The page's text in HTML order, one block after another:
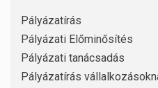
Pályázatírás
Pályázati Előminősítés
Pályázati tanácsadás
Pályázatírás